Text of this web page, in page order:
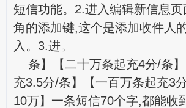
短信功能。2.进入编辑新信息
角的添加键,这个是添加收件人
入。3.进。
条】【二十万条起充4分/条】
充3.5分/条】【一百万条起充3
10万】一条短信70个字,都能收